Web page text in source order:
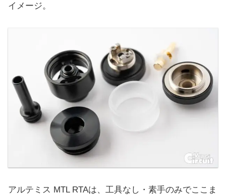
イメージ。
アルテミス MTL RTAは、工具なし・素手のみでここま